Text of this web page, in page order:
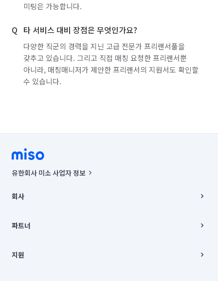
미팅은 가능합니다.
타 서비스 대비 장점은 무엇인가요?
다양한 직군의 경력을 지닌 고급 전문가 프리랜서풀을
갖추고 있습니다. 그리고 직접 매칭 요청한 프리랜서뿐
아니라, 매칭매니저가 제안한 프리랜서의 지원서도 확인할
수 있습니다.
유한회사 미소 사업자 정보
00019 |
주소 | 본사: 서울특별시 종로구 율곡로 6(중학동, 트윈트리빌딩) B동 5층
컨택센터 : 서울특별시 종로구 수송동 율곡로 24, 7층, 8층 미소
상품, 상품정보, 거래에 관한 의무와 책임은 거래당사자에게 있습니다.
언론 보도 관련 문의:
회사
채용
파트너
이사
지원